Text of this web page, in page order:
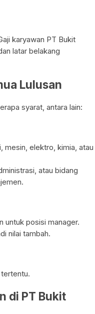
karyawan PT Bukit
latar belakang
Lulusan
syarat, antara lain:
mesin, elektro, kimia, atau
atau bidang
untuk posisi manager.
nilai tambah.
di PT Bukit